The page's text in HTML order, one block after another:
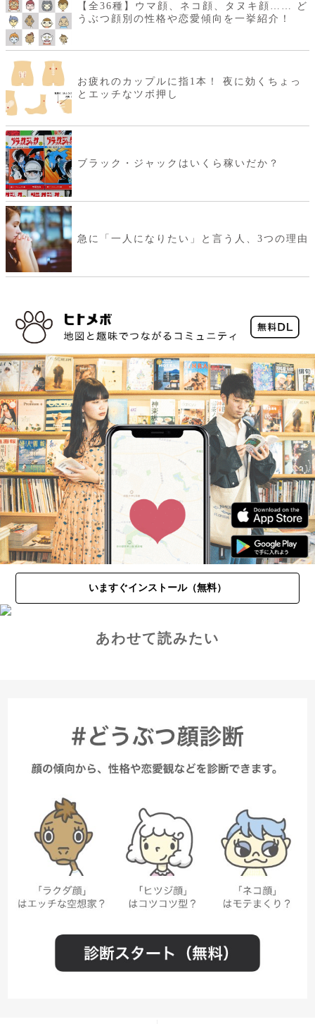
【全36種】ウマ顔、ネコ顔、タヌキ顔…… ど
うぶつ顔別の性格や恋愛傾向を一挙紹介！
お疲れのカップルに指1本！ 夜に効くちょっ
とエッチなツボ押し
ブラック・ジャックはいくら稼いだか？
急に「一人になりたい」と言う人、3つの理由
いますぐインストール（無料）
あわせて読みたい